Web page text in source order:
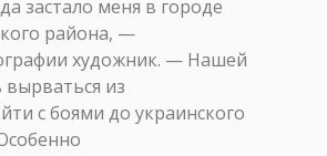
застало меня в городе
района, —
художник. — Нашей
из
с боями до украинского